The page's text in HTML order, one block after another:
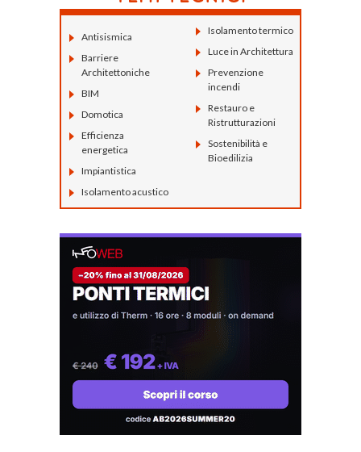
Antisismica
Barriere
Architettoniche
BIM
Domotica
Efficienza
energetica
Impiantistica
Isolamento acustico
Isolamento termico
Luce in Architettura
Prevenzione
incendi
Restauro e
Ristrutturazioni
Sostenibilità e
Bioedilizia